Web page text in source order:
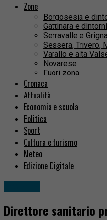
Zone
Borgosesia e
Gattinara e dintorni
Serravalle e
Sessera, Trivero,
Varallo e alta
Novarese
Fuori zona
Cronaca
Attualità
Economia e scuola
Politica
Sport
Cultura e turismo
Meteo
Edizione Digitale
Direttore sanitario